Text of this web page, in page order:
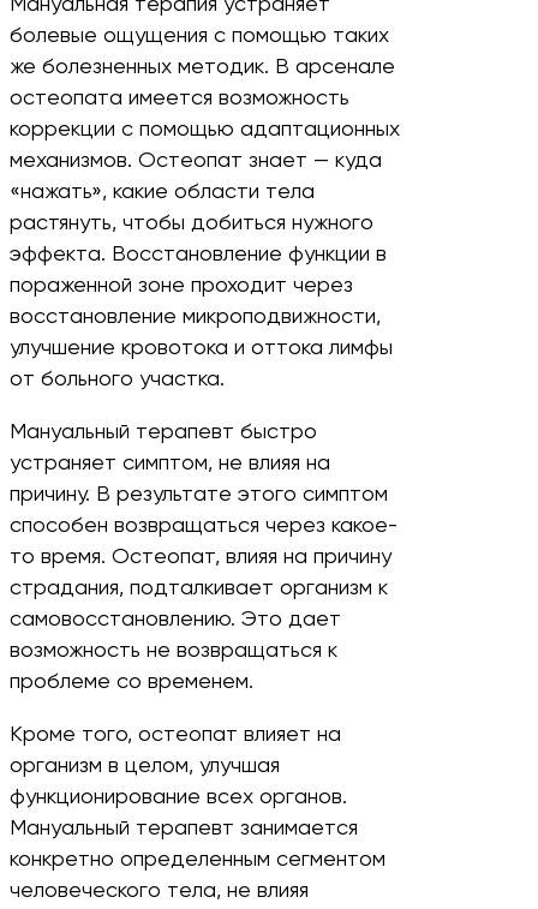
Мануальная терапия устраняет
болевые ощущения с помощью таких
же болезненных методик. В арсенале
остеопата имеется возможность
коррекции с помощью адаптационных
механизмов. Остеопат знает — куда
«нажать», какие области тела
растянуть, чтобы добиться нужного
эффекта. Восстановление функции в
пораженной зоне проходит через
восстановление микроподвижности,
улучшение кровотока и оттока лимфы
от больного участка.
Мануальный терапевт быстро
устраняет симптом, не влияя на
причину. В результате этого симптом
способен возвращаться через какое-
то время. Остеопат, влияя на причину
страдания, подталкивает организм к
самовосстановлению. Это дает
возможность не возвращаться к
проблеме со временем.
Кроме того, остеопат влияет на
организм в целом, улучшая
функционирование всех органов.
Мануальный терапевт занимается
конкретно определенным сегментом
человеческого тела, не влияя